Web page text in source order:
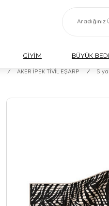
GİYİM BÜYÜK
/ AKER İPEK TİVİL EŞARP /